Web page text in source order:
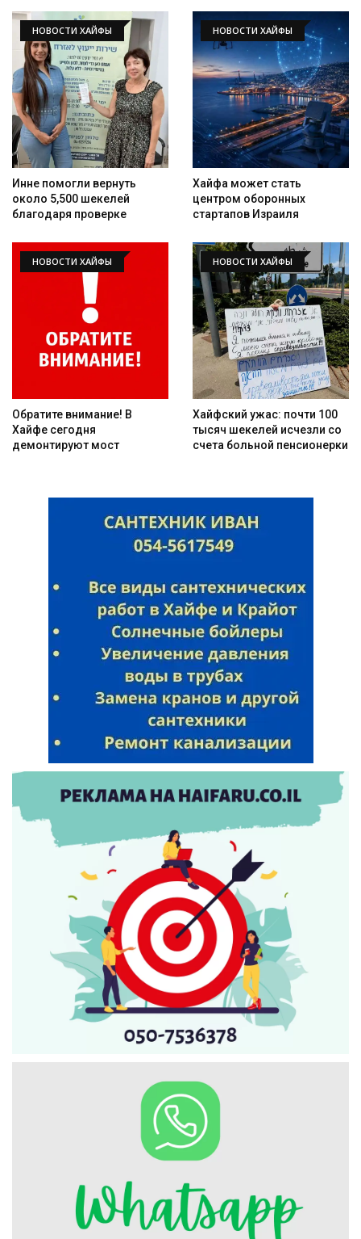
НОВОСТИ ХАЙФЫ
Инне помогли вернуть
около 5,500 шекелей
благодаря проверке
НОВОСТИ ХАЙФЫ
Хайфа может стать
центром оборонных
стартапов Израиля
НОВОСТИ ХАЙФЫ
Обратите внимание! В
Хайфе сегодня
демонтируют мост
НОВОСТИ ХАЙФЫ
Хайфский ужас: почти 100
тысяч шекелей исчезли со
счета больной пенсионерки